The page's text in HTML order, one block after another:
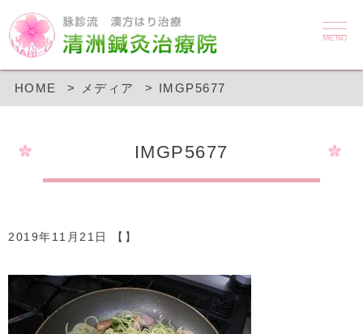
MENU
HOME メディア IMGP5677
IMGP5677
2019年11月21日 【】